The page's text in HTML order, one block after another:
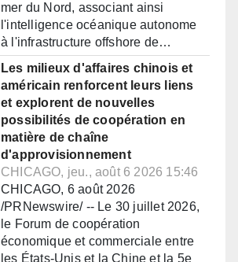
mer du Nord, associant ainsi
l'intelligence océanique autonome
à l'infrastructure offshore de…
Les milieux d'affaires chinois et
américain renforcent leurs liens
et explorent de nouvelles
possibilités de coopération en
matière de chaîne
d'approvisionnement
CHICAGO, jeu., août 6 2026 15:46
CHICAGO, 6 août 2026
/PRNewswire/ -- Le 30 juillet 2026,
le Forum de coopération
économique et commerciale entre
les États-Unis et la Chine et la 5e